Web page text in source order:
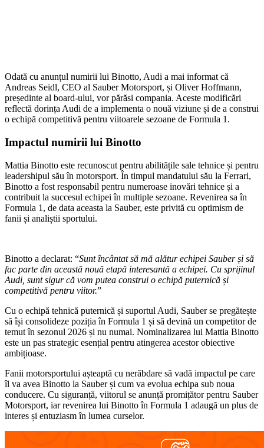
Odată cu anunțul numirii lui Binotto, Audi a mai informat că
Andreas Seidl, CEO al Sauber Motorsport, și Oliver Hoffmann,
președinte al board-ului, vor părăsi compania. Aceste modificări
reflectă dorința Audi de a implementa o nouă viziune și de a construi
o echipă competitivă pentru viitoarele sezoane de Formula 1.
Impactul numirii lui Binotto
Mattia Binotto este recunoscut pentru abilitățile sale tehnice și pentru
leadershipul său în motorsport. În timpul mandatului său la Ferrari,
Binotto a fost responsabil pentru numeroase inovări tehnice și a
contribuit la succesul echipei în multiple sezoane. Revenirea sa în
Formula 1, de data aceasta la Sauber, este privită cu optimism de
fanii și analiștii sportului.
Binotto a declarat: “Sunt încântat să mă alătur echipei Sauber și să
fac parte din această nouă etapă interesantă a echipei. Cu sprijinul
Audi, sunt sigur că vom putea construi o echipă puternică și
competitivă pentru viitor.”
Cu o echipă tehnică puternică și suportul Audi, Sauber se pregătește
să își consolideze poziția în Formula 1 și să devină un competitor de
temut în sezonul 2026 și nu numai. Nominalizarea lui Mattia Binotto
este un pas strategic esențial pentru atingerea acestor obiective
ambițioase.
Fanii motorsportului așteaptă cu nerăbdare să vadă impactul pe care
îl va avea Binotto la Sauber și cum va evolua echipa sub noua
conducere. Cu siguranță, viitorul se anunță promițător pentru Sauber
Motorsport, iar revenirea lui Binotto în Formula 1 adaugă un plus de
interes și entuziasm în lumea curselor.